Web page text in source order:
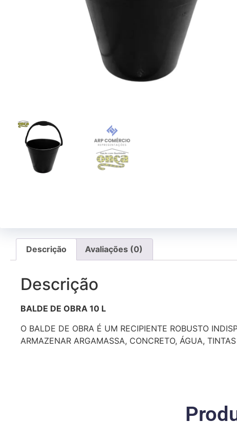
Descrição Avaliações (0)
Descrição
BALDE DE OBRA 10 L
O BALDE DE OBRA É UM RECIPIENTE ROBUSTO
ARMAZENAR ARGAMASSA, CONCRETO, ÁGUA,